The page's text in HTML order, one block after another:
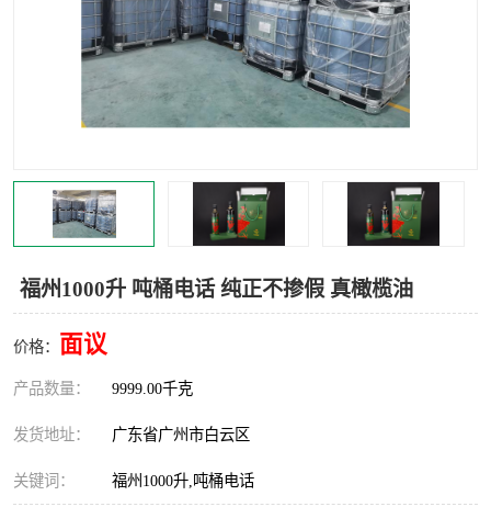
福州1000升 吨桶电话 纯正不掺假 真橄榄油
价格： 面议
产品数量： 9999.00千克
发货地址： 广东省广州市白云区
关键词： 福州1000升,吨桶电话